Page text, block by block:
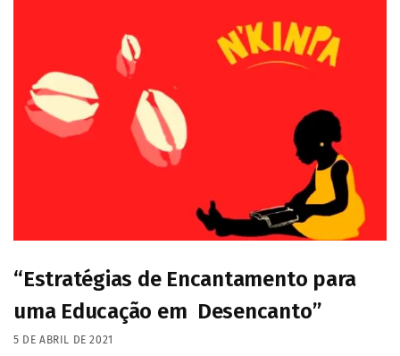
“Estratégias de Encantamento para
uma Educação em Desencanto”
5 DE ABRIL DE 2021